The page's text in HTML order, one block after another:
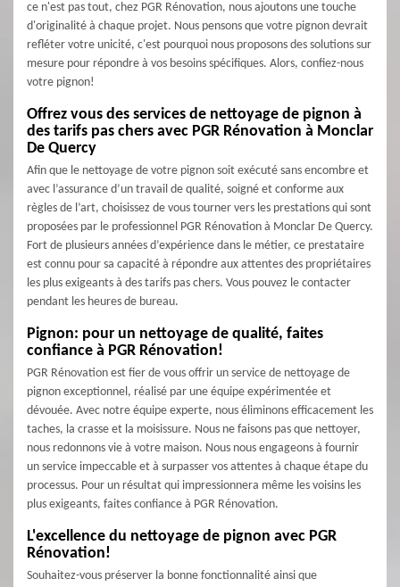
ce n'est pas tout, chez PGR Rénovation, nous ajoutons une touche
d'originalité à chaque projet. Nous pensons que votre pignon devrait
refléter votre unicité, c'est pourquoi nous proposons des solutions sur
mesure pour répondre à vos besoins spécifiques. Alors, confiez-nous
votre pignon!
Offrez vous des services de nettoyage de pignon à
des tarifs pas chers avec PGR Rénovation à Monclar
De Quercy
Afin que le nettoyage de votre pignon soit exécuté sans encombre et
avec l’assurance d’un travail de qualité, soigné et conforme aux
règles de l’art, choisissez de vous tourner vers les prestations qui sont
proposées par le professionnel PGR Rénovation à Monclar De Quercy.
Fort de plusieurs années d’expérience dans le métier, ce prestataire
est connu pour sa capacité à répondre aux attentes des propriétaires
les plus exigeants à des tarifs pas chers. Vous pouvez le contacter
pendant les heures de bureau.
Pignon: pour un nettoyage de qualité, faites
confiance à PGR Rénovation!
PGR Rénovation est fier de vous offrir un service de nettoyage de
pignon exceptionnel, réalisé par une équipe expérimentée et
dévouée. Avec notre équipe experte, nous éliminons efficacement les
taches, la crasse et la moisissure. Nous ne faisons pas que nettoyer,
nous redonnons vie à votre maison. Nous nous engageons à fournir
un service impeccable et à surpasser vos attentes à chaque étape du
processus. Pour un résultat qui impressionnera même les voisins les
plus exigeants, faites confiance à PGR Rénovation.
L'excellence du nettoyage de pignon avec PGR
Rénovation!
Souhaitez-vous préserver la bonne fonctionnalité ainsi que